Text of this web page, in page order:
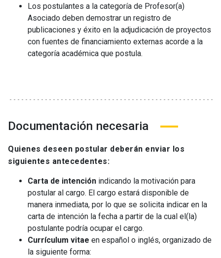
Los postulantes a la categoría de Profesor(a)
Asociado deben demostrar un registro de
publicaciones y éxito en la adjudicación de proyectos
con fuentes de financiamiento externas acorde a la
categoría académica que postula.
Documentación necesaria
Quienes deseen postular deberán enviar los
siguientes antecedentes:
Carta de intención indicando la motivación para
postular al cargo. El cargo estará disponible de
manera inmediata, por lo que se solicita indicar en la
carta de intención la fecha a partir de la cual el(la)
postulante podría ocupar el cargo.
Currículum vitae en español o inglés, organizado de
la siguiente forma: